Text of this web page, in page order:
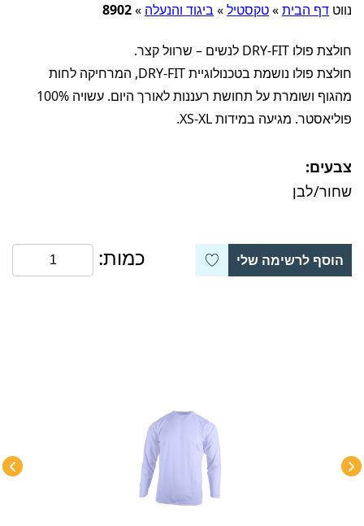
נווט דף הבית»טקסטיל» ביגוד והנעלה »
8902
חולצת פולו DRY-FIT לנשים – שרוול קצר.
חולצת פולו נושמת בטכנולוגיית DRY-FIT, המרחיקה לחות
מהגוף ושומרת על תחושת רעננות לאורך היום. עשויה 100%
פוליאסטר. מגיעה במידות XS-XL.
צבעים:
שחור/לבן
הוסף לרשימה שלי כמות: